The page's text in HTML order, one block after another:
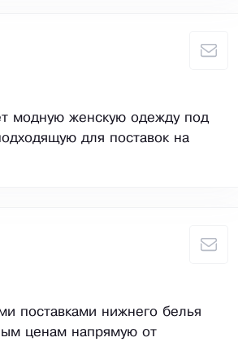
модную женскую одежду под
для поставок на
поставками нижнего белья
ценам напрямую от